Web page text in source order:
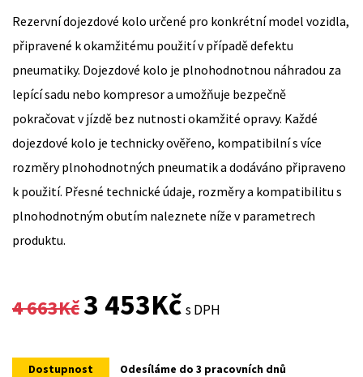
Rezervní dojezdové kolo určené pro konkrétní model vozidla,
připravené k okamžitému použití v případě defektu
pneumatiky. Dojezdové kolo je plnohodnotnou náhradou za
lepící sadu nebo kompresor a umožňuje bezpečně
pokračovat v jízdě bez nutnosti okamžité opravy. Každé
dojezdové kolo je technicky ověřeno, kompatibilní s více
rozměry plnohodnotných pneumatik a dodáváno připraveno
k použití. Přesné technické údaje, rozměry a kompatibilitu s
plnohodnotným obutím naleznete níže v parametrech
produktu.
4 663Kč
Original
was:
3 453KčCurrent
is:
s DPH
Dostupnost Odesíláme do 3 pracovních dnů